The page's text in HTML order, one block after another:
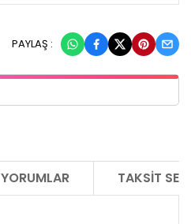
PAYLAŞ :
YORUMLAR TAKSIT